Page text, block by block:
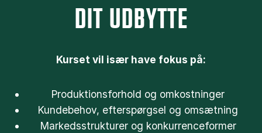
DIT UDBYTTE
Kurset vil især have fokus på:
Produktionsforhold og omkostninger
Kundebehov, efterspørgsel og omsætning
Markedsstrukturer og konkurrenceformer